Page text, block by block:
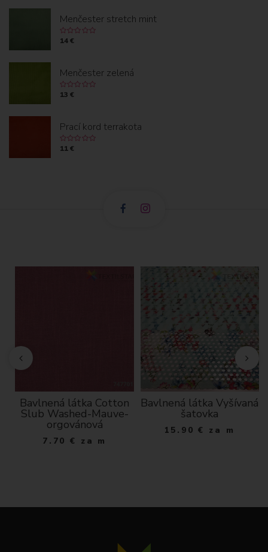
Menčester stretch mint
14 €
Menčester zelená
13 €
Prací kord terrakota
11 €
Bavlnená látka Cotton
Slub Washed-Mauve-
orgovánová
7.70 € za m
Bavlnená látka Vyšívaná
šatovka
15.90 € za m